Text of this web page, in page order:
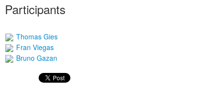
Participants
Thomas Gies
Fran Viegas
Bruno Gazan